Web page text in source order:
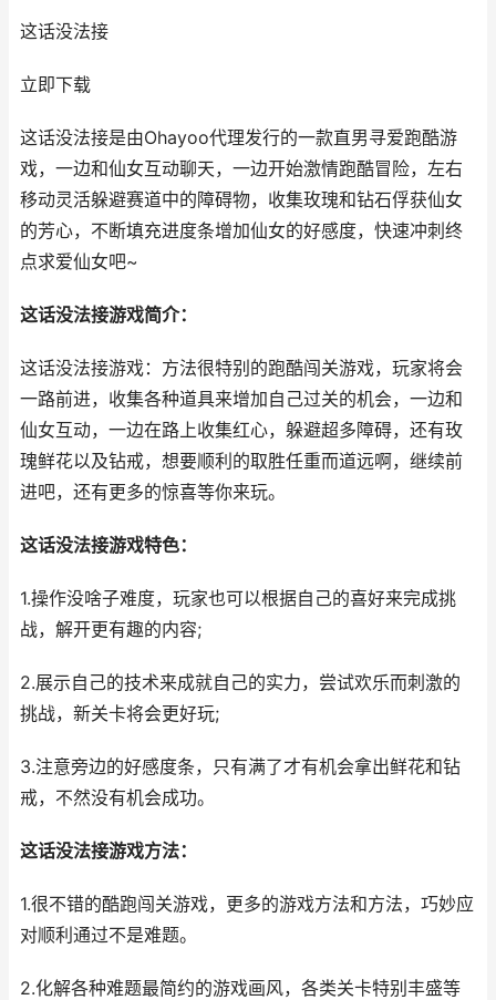
这话没法接
立即下载
这话没法接是由Ohayoo代理发行的一款直男寻爱跑酷游
戏，一边和仙女互动聊天，一边开始激情跑酷冒险，左右
移动灵活躲避赛道中的障碍物，收集玫瑰和钻石俘获仙女
的芳心，不断填充进度条增加仙女的好感度，快速冲刺终
点求爱仙女吧~
这话没法接游戏简介：
这话没法接游戏：方法很特别的跑酷闯关游戏，玩家将会
一路前进，收集各种道具来增加自己过关的机会，一边和
仙女互动，一边在路上收集红心，躲避超多障碍，还有玫
瑰鲜花以及钻戒，想要顺利的取胜任重而道远啊，继续前
进吧，还有更多的惊喜等你来玩。
这话没法接游戏特色：
1.操作没啥子难度，玩家也可以根据自己的喜好来完成挑
战，解开更有趣的内容;
2.展示自己的技术来成就自己的实力，尝试欢乐而刺激的
挑战，新关卡将会更好玩;
3.注意旁边的好感度条，只有满了才有机会拿出鲜花和钻
戒，不然没有机会成功。
这话没法接游戏方法：
1.很不错的酷跑闯关游戏，更多的游戏方法和方法，巧妙应
对顺利通过不是难题。
2.化解各种难题最简约的游戏画风，各类关卡特别丰盛等